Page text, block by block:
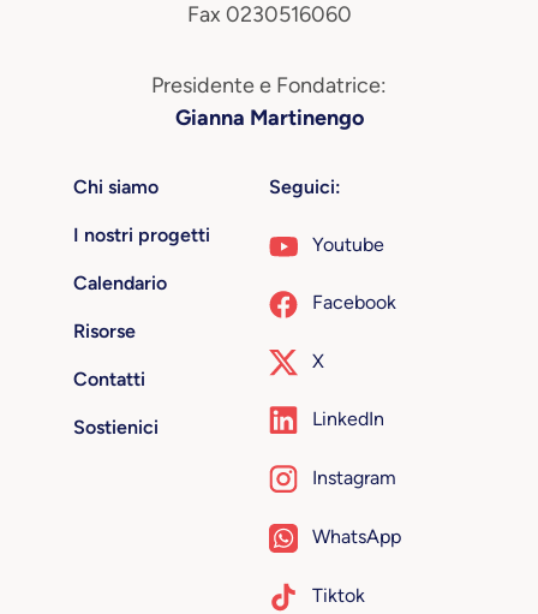
Fax 0230516060
Presidente e Fondatrice:
Gianna Martinengo
Chi siamo
I nostri progetti
Calendario
Risorse
Contatti
Sostienici
Seguici:
Youtube
Facebook
X
LinkedIn
Instagram
WhatsApp
Tiktok